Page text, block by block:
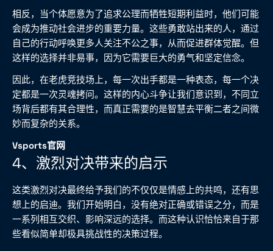
相反，当个体愿意为了追求公理而牺牲短期利益时，他们可能
会成为推动社会进步的重要力量。这些勇敢站出来的人，通过
自己的行动呼唤更多人关注不公之事，从而促进群体觉醒。但
这样的选择并非易事，因为它需要巨大的勇气和坚定信念。
因此，在老虎竞技场上，每一次出手都是一种表态，每一个决
定都是一次灵魂拷问。这样的内心斗争让我们意识到，不同立
场背后都有其合理性，而真正需要的是智慧去平衡二者之间微
妙而复杂的关系。
Vsports官网
4、激烈对决带来的启示
这类激烈对决最终给予我们的不仅仅是情感上的共鸣，还有思
想上的启迪。我们开始明白，没有绝对正确或错误之分，而是
一系列相互交织、影响深远的选择。而这种认识恰恰来自于那
些看似简单却极具挑战性的决策过程。